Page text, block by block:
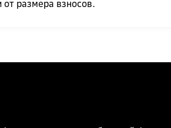
размера взносов.